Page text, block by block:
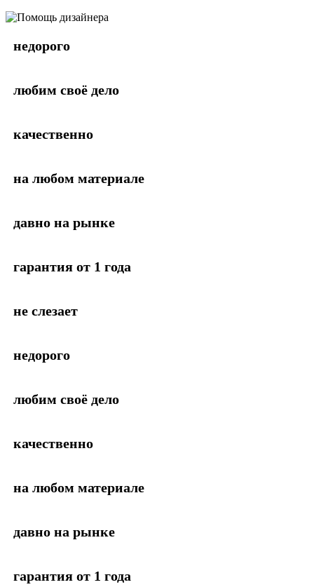
недорого
любим своё дело
качественно
на любом материале
давно на рынке
гарантия от 1 года
не слезает
недорого
любим своё дело
качественно
на любом материале
давно на рынке
гарантия от 1 года